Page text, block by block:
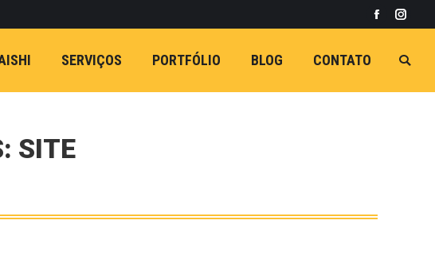
Facebook
SERVIÇOS PORTFÓLIO BLOG CONTATO Buscar
SITE